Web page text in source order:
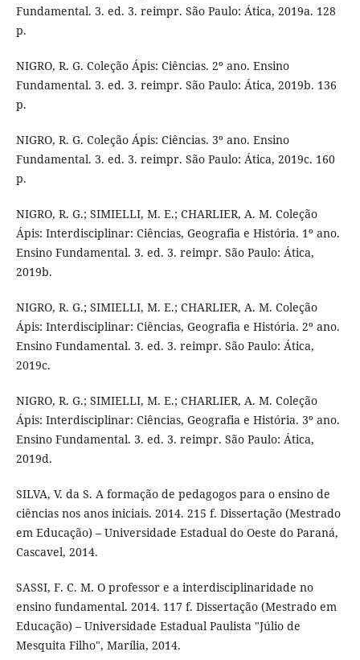
Fundamental. 3. ed. 3. reimpr. São Paulo: Ática, 2019a. 128
p.
NIGRO, R. G. Coleção Ápis: Ciências. 2º ano. Ensino
Fundamental. 3. ed. 3. reimpr. São Paulo: Ática, 2019b. 136
p.
NIGRO, R. G. Coleção Ápis: Ciências. 3º ano. Ensino
Fundamental. 3. ed. 3. reimpr. São Paulo: Ática, 2019c. 160
p.
NIGRO, R. G.; SIMIELLI, M. E.; CHARLIER, A. M. Coleção
Ápis: Interdisciplinar: Ciências, Geografia e História. 1º ano.
Ensino Fundamental. 3. ed. 3. reimpr. São Paulo: Ática,
2019b.
NIGRO, R. G.; SIMIELLI, M. E.; CHARLIER, A. M. Coleção
Ápis: Interdisciplinar: Ciências, Geografia e História. 2º ano.
Ensino Fundamental. 3. ed. 3. reimpr. São Paulo: Ática,
2019c.
NIGRO, R. G.; SIMIELLI, M. E.; CHARLIER, A. M. Coleção
Ápis: Interdisciplinar: Ciências, Geografia e História. 3º ano.
Ensino Fundamental. 3. ed. 3. reimpr. São Paulo: Ática,
2019d.
SILVA, V. da S. A formação de pedagogos para o ensino de
ciências nos anos iniciais. 2014. 215 f. Dissertação (Mestrado
em Educação) – Universidade Estadual do Oeste do Paraná,
Cascavel, 2014.
SASSI, F. C. M. O professor e a interdisciplinaridade no
ensino fundamental. 2014. 117 f. Dissertação (Mestrado em
Educação) – Universidade Estadual Paulista "Júlio de
Mesquita Filho", Marília, 2014.